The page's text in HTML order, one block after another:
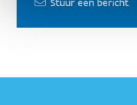
Stuur een bericht